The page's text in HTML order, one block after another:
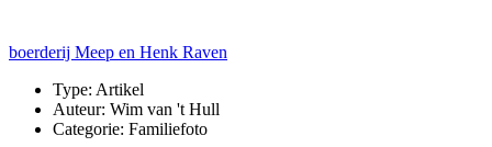
boerderij Meep en Henk Raven
Type: Artikel
Auteur: Wim van 't Hull
Categorie: Familiefoto